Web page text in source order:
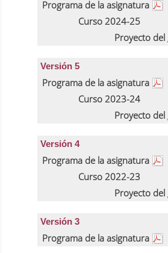
Programa de la asignatura
Curso 2024-25
Proyecto
Versión 5
Programa de la asignatura
Curso 2023-24
Proyecto
Versión 4
Programa de la asignatura
Curso 2022-23
Proyecto
Versión 3
Programa de la asignatura